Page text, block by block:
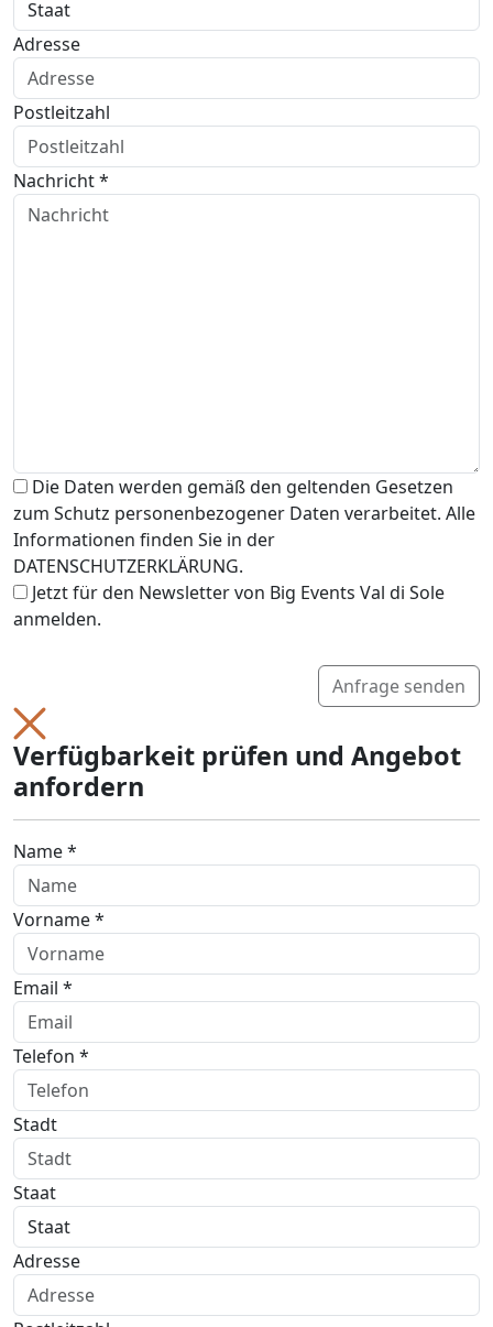
Adresse
Postleitzahl
Nachricht *
Die Daten werden gemäß den geltenden Gesetzen
zum Schutz personenbezogener Daten verarbeitet. Alle
Informationen finden Sie in der
DATENSCHUTZERKLÄRUNG.
Jetzt für den Newsletter von Big Events Val di Sole
anmelden.
Anfrage senden
Verfügbarkeit prüfen und Angebot
anfordern
Name *
Vorname *
Email *
Telefon *
Stadt
Staat
Adresse